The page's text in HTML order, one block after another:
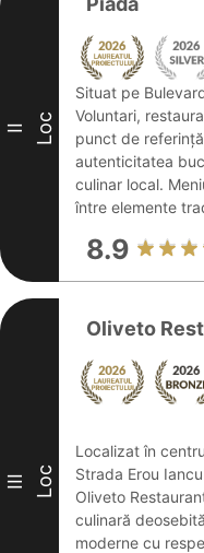
II Loc
Situat pe
Voluntari,
punct de
autenticitatea
culinar local.
între elemente
8.9
III Loc
Oliveto
Localizat în
Strada Erou
Oliveto
culinară
moderne cu